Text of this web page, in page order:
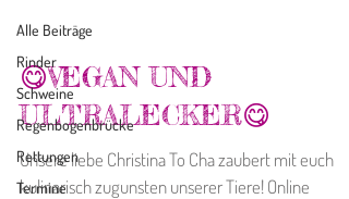
Alle Beiträge
Rinder
Schweine
Regenbogenbrücke
Rettungen
Termine
😋VEGAN UND
ULTRALECKER😋
Unsere liebe Christina To Cha zaubert mit euch
kulinarisch zugunsten unserer Tiere! Online